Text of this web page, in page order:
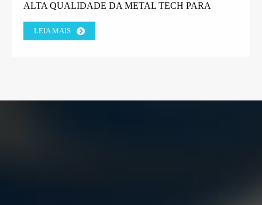
ALTA QUALIDADE DA METAL TECH PARA
DO CLIENTE DA FÁBRICA GREGA.
LEIA MAIS